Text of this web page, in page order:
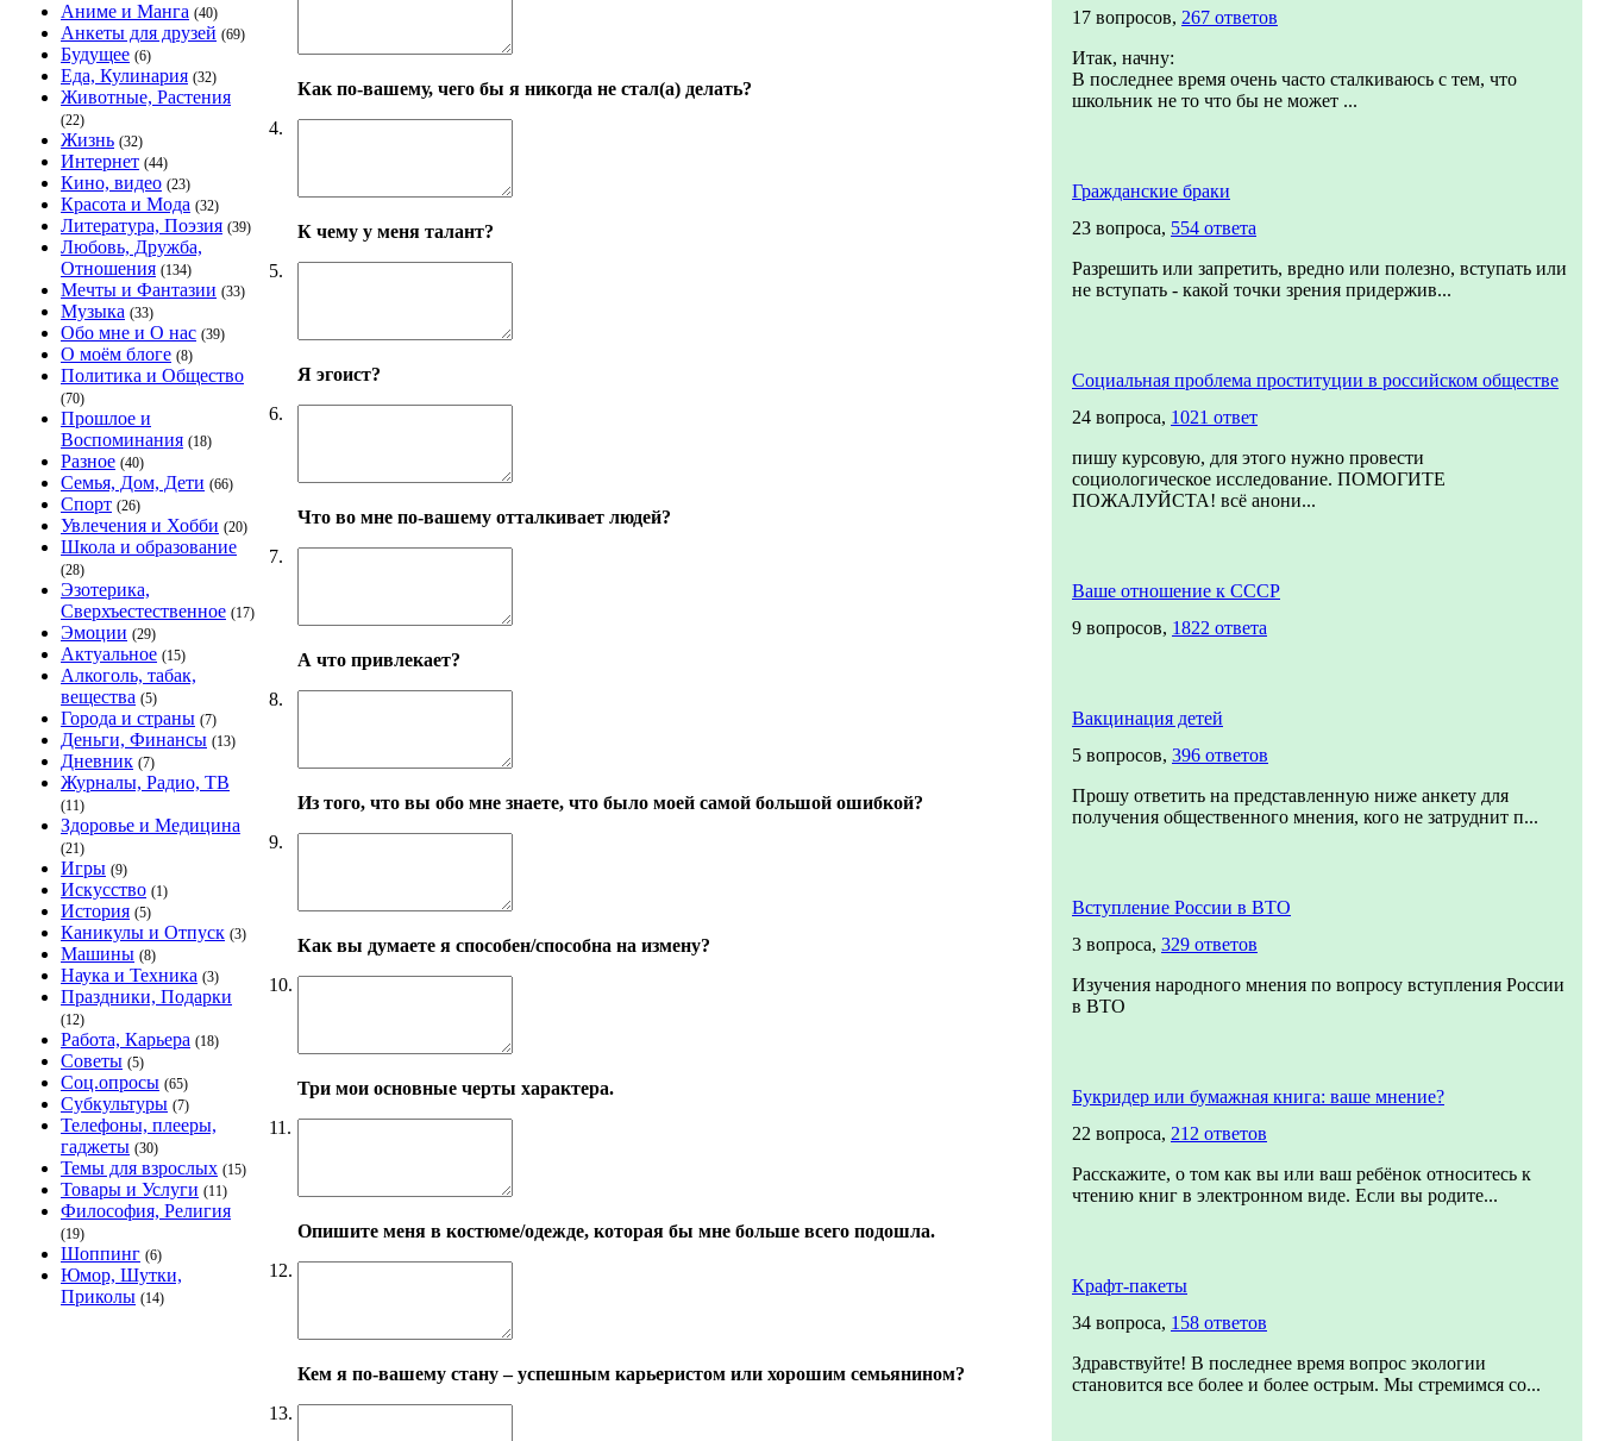
Аниме и Манга (40)
Анкеты для друзей (69)
Будущее (6)
Еда, Кулинария (32)
Животные, Растения
(22)
Жизнь (32)
Интернет (44)
Кино, видео (23)
Красота и Мода (32)
Литература, Поэзия (39)
Любовь, Дружба,
Отношения (134)
Мечты и Фантазии (33)
Музыка (33)
Обо мне и О нас (39)
О моём блоге (8)
Политика и Общество
(70)
Прошлое и
Воспоминания (18)
Разное (40)
Семья, Дом, Дети (66)
Спорт (26)
Увлечения и Хобби (20)
Школа и образование
(28)
Эзотерика,
Сверхъестественное (17)
Эмоции (29)
Актуальное (15)
Алкоголь, табак,
вещества (5)
Города и страны (7)
Деньги, Финансы (13)
Дневник (7)
Журналы, Радио, ТВ
(11)
Здоровье и Медицина
(21)
Игры (9)
Искусство (1)
История (5)
Каникулы и Отпуск (3)
Машины (8)
Наука и Техника (3)
Праздники, Подарки
(12)
Работа, Карьера (18)
Советы (5)
Соц.опросы (65)
Субкультуры (7)
Телефоны, плееры,
гаджеты (30)
Темы для взрослых (15)
Товары и Услуги (11)
Философия, Религия
(19)
Шоппинг (6)
Юмор, Шутки,
Приколы (14)
4.
Как по-вашему, чего бы я никогда не стал(а) делать?
5.
К чему у меня талант?
6.
Я эгоист?
7.
Что во мне по-вашему отталкивает людей?
8.
А что привлекает?
9.
Из того, что вы обо мне знаете, что было моей самой большой ошибкой?
10.
Как вы думаете я способен/способна на измену?
11.
Три мои основные черты характера.
12.
Опишите меня в костюме/одежде, которая бы мне больше всего подошла.
13.
Кем я по-вашему стану – успешным карьеристом или хорошим семьянином?
17 вопросов, 267 ответов
Итак, начну:
В последнее время очень часто сталкиваюсь с тем, что
школьник не то что бы не может ...
Гражданские браки
23 вопроса, 554 ответа
Разрешить или запретить, вредно или полезно, вступать или
не вступать - какой точки зрения придержив...
Социальная проблема проституции в российском обществе
24 вопроса, 1021 ответ
пишу курсовую, для этого нужно провести
социологическое исследование. ПОМОГИТЕ
ПОЖАЛУЙСТА! всё анони...
Ваше отношение к СССР
9 вопросов, 1822 ответа
Вакцинация детей
5 вопросов, 396 ответов
Прошу ответить на представленную ниже анкету для
получения общественного мнения, кого не затруднит п...
Вступление России в ВТО
3 вопроса, 329 ответов
Изучения народного мнения по вопросу вступления России
в ВТО
Букридер или бумажная книга: ваше мнение?
22 вопроса, 212 ответов
Расскажите, о том как вы или ваш ребёнок относитесь к
чтению книг в электронном виде. Если вы родите...
Крафт-пакеты
34 вопроса, 158 ответов
Здравствуйте! В последнее время вопрос экологии
становится все более и более острым. Мы стремимся со...